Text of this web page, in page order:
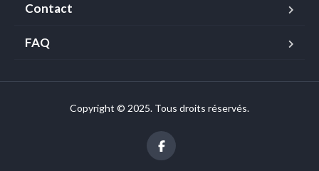
Contact
FAQ
Copyright © 2025. Tous droits réservés.